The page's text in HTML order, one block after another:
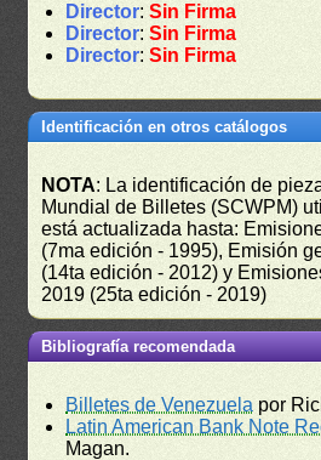
Director:Sin Firma
Director:Sin Firma
Director:Sin Firma
Identificación en otros catálogos
NOTA: La identificación de
Mundial de Billetes (SCWPM)
está actualizada hasta:
(7ma edición - 1995), Emisión
(14ta edición - 2012) y
2019 (25ta edición - 2019)
Bibliografía recomendada
Billetes de Venezuela por
Latin American Bank Note
Magan.